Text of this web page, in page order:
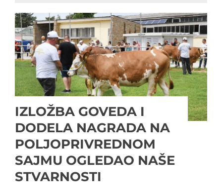
IZLOŽBA GOVEDA I
DODELA NAGRADA NA
POLJOPRIVREDNOM
SAJMU OGLEDAO NAŠE
STVARNOSTI